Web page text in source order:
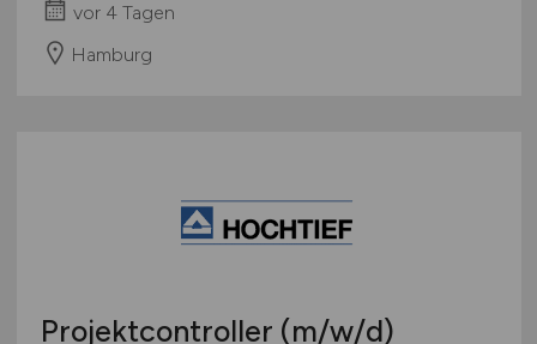
vor 4 Tagen
Hamburg
Projektcontroller (m/w/d)